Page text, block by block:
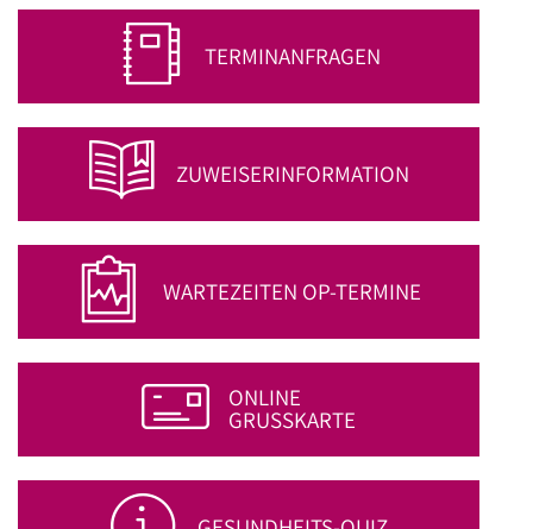
TERMINANFRAGEN
ZUWEISER­INFORMATION
WARTEZEITEN OP-TERMINE
ONLINE
GRUSSKARTE